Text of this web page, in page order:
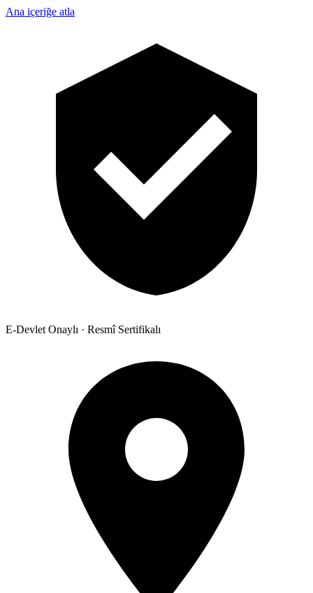
Ana içeriğe atla
E-Devlet Onaylı · Resmî Sertifikalı